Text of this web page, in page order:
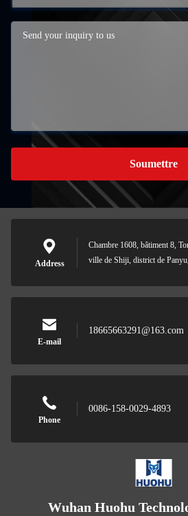
Soumettre
Address
Chambre 1608, bâtiment 8,
ville de Shiji, district de
E-mail
18665663291@163.com
Phone
0086-158-0029-4893
Wuhan Huohu